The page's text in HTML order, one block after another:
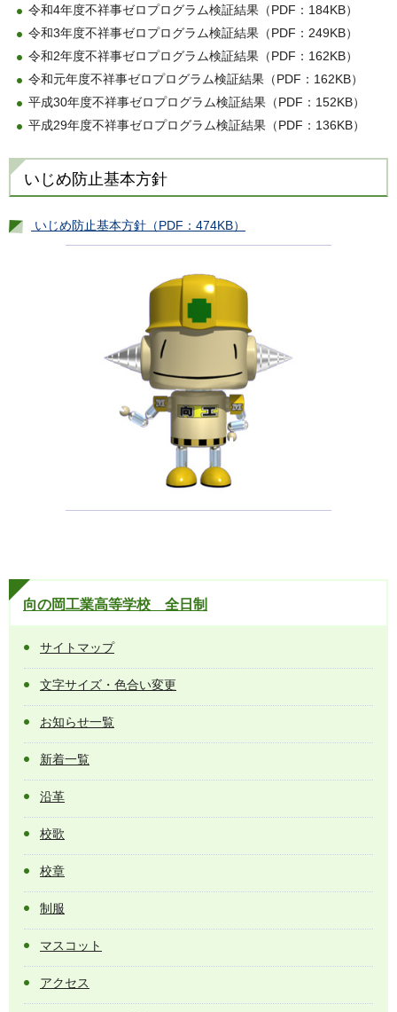
令和4年度不祥事ゼロプログラム検証結果（PDF：184KB）
令和3年度不祥事ゼロプログラム検証結果（PDF：249KB）
令和2年度不祥事ゼロプログラム検証結果（PDF：162KB）
令和元年度不祥事ゼロプログラム検証結果（PDF：162KB）
平成30年度不祥事ゼロプログラム検証結果（PDF：152KB）
平成29年度不祥事ゼロプログラム検証結果（PDF：136KB）
いじめ防止基本方針
いじめ防止基本方針（PDF：474KB）
向の岡工業高等学校 全日制
サイトマップ
文字サイズ・色合い変更
お知らせ一覧
新着一覧
沿革
校歌
校章
制服
マスコット
アクセス